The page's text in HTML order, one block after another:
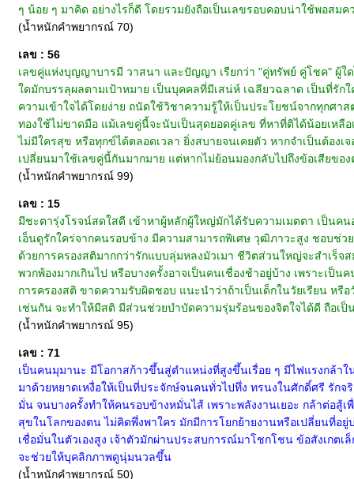
ๆ น้อย ๆ มาคิด อย่างไรก็ดี โดยรวมยังถือเป็นเลขรอบคอบน่าใช้พอสมค
(น้ำหนักคำพยากรณ์ 70)
เลข : 56
เลขคู่แห่งบุญญาบารมี วาสนา และปัญญา เรียกว่า "คู่ทรัพย์ คู่โชค" ผู้ใด
ใดมักบรรลุผลตามเป้าหมาย เป็นบุคคลที่มีเสน่ห์ เฉลียวฉลาด เป็นที่รัก
ความเข้าใจได้โดยง่าย ถนัดใช้วิชาความรู้ให้เป็นประโยชน์จากทุกศ
ทองใช้ไม่ขาดมือ แม้เลขคู่นี้จะนับเป็นสุดยอดคู่เลข ที่หาที่ติได้น้อยเหลื
ไม่มีใครสุข หรือทุกข์ได้ตลอดเวลา ยิ่งสบายจนเคยตัว หากจำเป็นต้อง
เปลี่ยนมาใช้เลขคู่นี้กันมากมาย แต่หากไม่ย้อนมองกลับไปถึงข้อเสียขอ
(น้ำหนักคำพยากรณ์ 99)
เลข : 15
มีชะตารุ่งโรจน์สดใสดี เข้าหาผู้หลักผู้ใหญ่มักได้รับความเมตตา เป็น
เอ็นดูรักใคร่จากคนรอบข้าง มีความสามารถพิเศษ วุฒิภาวะสูง ชอบช่
ด้วยการครองสติมากกว่ารักแบบลุ่มหลงมัวเมา ชีวิตส่วนใหญ่จะสำเร็
พวกพ้องมากเกินไป หรือบางครั้งอาจเป็นคนเชื่องช้าอยู่บ้าง เพราะเ
การครองสติ ขาดความรับผิดชอบ แนะนำว่าถ้าเป็นเด็กในวัยเรียน ห
เช่นกัน จะทำให้มีสติ มีส่วนช่วยบำบัดความรุ่มร้อนของจิตใจได้ดี ถือเป็
(น้ำหนักคำพยากรณ์ 95)
เลข : 71
เป็นคนมุมานะ มีโอกาสก้าวขึ้นสู่ตำแหน่งที่สูงขึ้นเรื่อย ๆ มีไฟแรงกล้า
มาด้วยหยาดเหงื่อให้เป็นที่ประจักษ์จนคนทั่วไปทึ่ง ทรนงในศักดิ์ศรี รักจ
มั่น จนบางครั้งทำให้คนรอบข้างหมั่นไส้ เพราะพลังงานเยอะ กล้าต่อ
สุขในโลกของตน ไม่คิดพึ่งพาใคร มักมีการโยกย้ายงานหรือเปลี่ยนที่อ
เชื่อมั่นในตัวเองสูง เจ้าตัวมักผ่านประสบการณ์มาโชกโชน ข้อสังเกต
จะช่วยให้บุคลิกภาพดูนุ่มนวลขึ้น
(น้ำหนักคำพยากรณ์ 50)